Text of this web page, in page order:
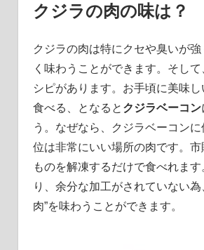
クジラの肉の味は？
クジラの肉は特にクセや臭いが
く味わうことができます。そし
シピがあります。 お手頃に美味
食べる、となると クジラベーコン
う。 なぜなら、クジラベーコン
位は非常にいい場所の肉です。 市
ものを解凍するだけで食べれます
り、余分な加工がされていない為
肉”を味わうことができます。